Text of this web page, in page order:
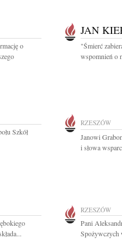
o
JAN
"Śmierć
wspomnień o
Szkół
RZESZÓW
Janowi
i słowa
RZESZÓW
Pani
Spożywczych